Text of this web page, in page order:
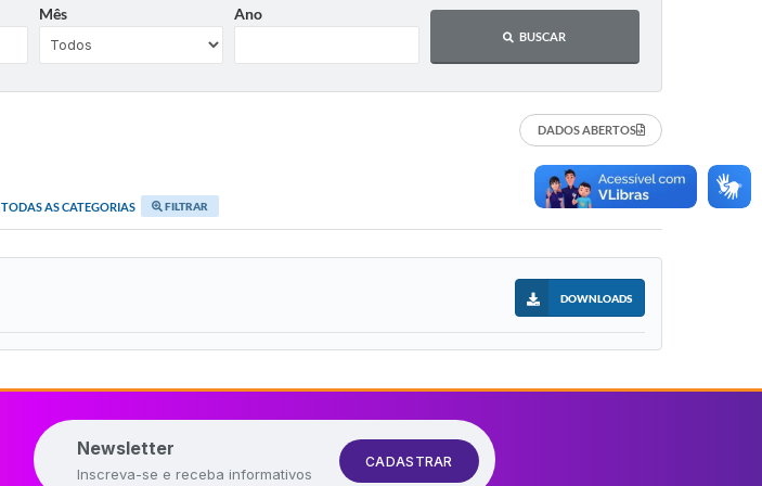
Mês Ano
BUSCAR
DADOS ABERTOS
TODAS AS CATEGORIAS FILTRAR
DOWNLOADS
Newsletter
Inscreva-se e receba informativos
CADASTRAR